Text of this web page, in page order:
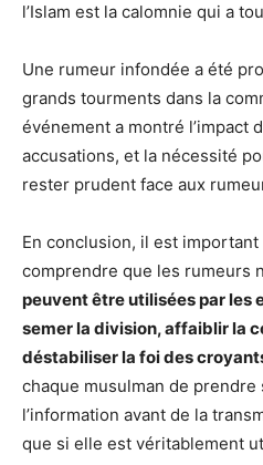
l’Islam est la calomnie qui a
Une rumeur infondée a été
grands tourments dans la
événement a montré l’impact
accusations, et la nécessité
rester prudent face aux
En conclusion, il est
comprendre que les rumeurs
peuvent être utilisées par les
semer la division, affaiblir la
déstabiliser la foi des
chaque musulman de
l’information avant de la
que si elle est véritablement